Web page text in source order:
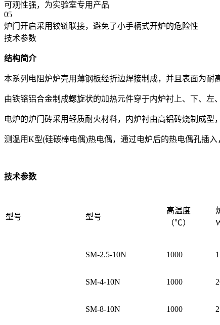
可观性强，为实验室专用产品
05
炉门开启采用铰链联接，避免了小手柄式开炉的危险性
技术参数
结构简介
本系列电阻炉炉壳用薄钢板经折边焊接制成，并且表面为耐
由铁铬铝合金制成螺旋状的加热元件穿于内炉衬上、下、左
电炉的炉门砖采用轻质耐火材料，内炉衬由高铝砖烧制成型
测温用K型(硅碳棒电偶)热电偶，通过电炉后的热电偶孔插
技术参数
型号 型号
高温度
（℃）
SM-2.5-10N 1000
SM-4-10N 1000
SM-8-10N 1000